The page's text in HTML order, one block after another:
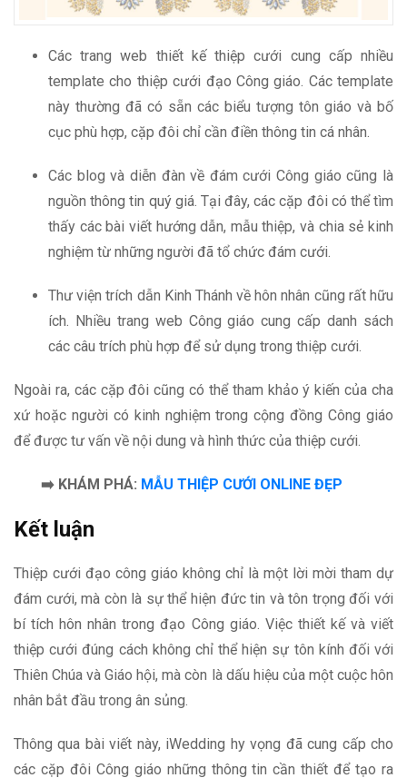
Các trang web thiết kế thiệp cưới cung cấp nhiều
template cho thiệp cưới đạo Công giáo. Các template
này thường đã có sẵn các biểu tượng tôn giáo và bố
cục phù hợp, cặp đôi chỉ cần điền thông tin cá nhân.
Các blog và diễn đàn về đám cưới Công giáo cũng là
nguồn thông tin quý giá. Tại đây, các cặp đôi có thể tìm
thấy các bài viết hướng dẫn, mẫu thiệp, và chia sẻ kinh
nghiệm từ những người đã tổ chức đám cưới.
Thư viện trích dẫn Kinh Thánh về hôn nhân cũng rất hữu
ích. Nhiều trang web Công giáo cung cấp danh sách
các câu trích phù hợp để sử dụng trong thiệp cưới.
Ngoài ra, các cặp đôi cũng có thể tham khảo ý kiến của cha
xứ hoặc người có kinh nghiệm trong cộng đồng Công giáo
để được tư vấn về nội dung và hình thức của thiệp cưới.
➡️ KHÁM PHÁ: MẪU THIỆP CƯỚI ONLINE ĐẸP
Kết luận
Thiệp cưới đạo công giáo không chỉ là một lời mời tham dự
đám cưới, mà còn là sự thể hiện đức tin và tôn trọng đối với
bí tích hôn nhân trong đạo Công giáo. Việc thiết kế và viết
thiệp cưới đúng cách không chỉ thể hiện sự tôn kính đối với
Thiên Chúa và Giáo hội, mà còn là dấu hiệu của một cuộc hôn
nhân bắt đầu trong ân sủng.
Thông qua bài viết này, iWedding hy vọng đã cung cấp cho
các cặp đôi Công giáo những thông tin cần thiết để tạo ra